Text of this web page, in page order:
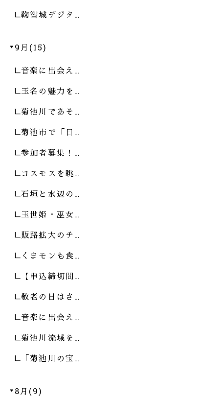
鞠智城デジタ…
9月(15)
音楽に出会え…
玉名の魅力を…
菊池川であそ…
菊池市で「日…
参加者募集！…
コスモスを眺…
石垣と水辺の…
玉世姫・巫女…
販路拡大のチ…
くまモンも食…
【申込締切間…
敬老の日はさ…
音楽に出会え…
菊池川流域を…
「菊池川の宝…
8月(9)